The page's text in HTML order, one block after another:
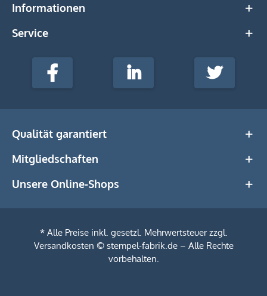
Informationen
Service
stempel-
Media
Facebook LinkedIn Twitter
Qualität garantiert
Mitgliedschaften
Unsere Online-Shops
* Alle Preise inkl. gesetzl. Mehrwertsteuer zzgl.
Versandkosten © stempel-fabrik.de – Alle Rechte
vorbehalten.